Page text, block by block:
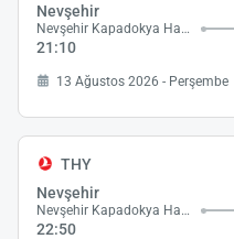
Nevşehir
Nevşehir Kapadokya Havalimanı
21:10
13 Ağustos 2026 - Perşembe
THY
Nevşehir
Nevşehir Kapadokya Havalimanı
22:50